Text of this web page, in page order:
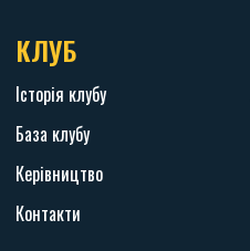
КЛУБ
Історія клубу
База клубу
Керівництво
Контакти